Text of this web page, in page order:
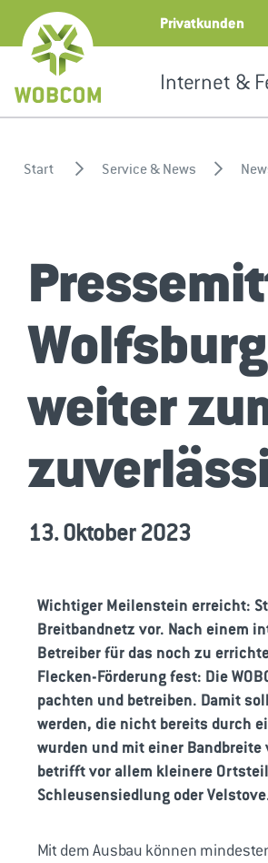
Zum Inhalt springen
Privatkunden
Internet &
Start Service & News
weiter
13. Oktober 2023
Wichtiger Meilenstein erreicht:
Breitbandnetz vor. Nach einem
Betreiber für das noch zu
Flecken-Förderung fest: Die
pachten und betreiben. Damit
werden, die nicht bereits durch
wurden und mit einer
betrifft vor allem kleinere
Schleusensiedlung oder
Mit dem Ausbau können